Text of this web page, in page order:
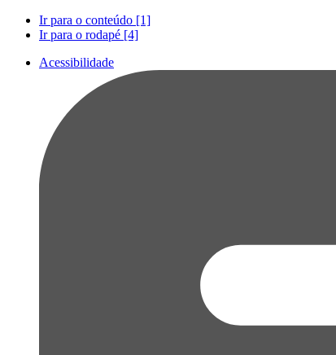
Ir para o conteúdo [1]
Ir para o rodapé [4]
Acessibilidade